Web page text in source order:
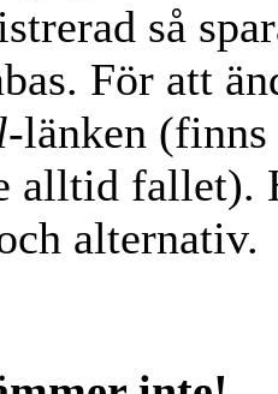
så
För att
-länken
alltid fallet).
alternativ.